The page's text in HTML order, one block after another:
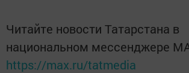
Читайте новости Татарстана в
национальном мессенджере
https://max.ru/tatmedia